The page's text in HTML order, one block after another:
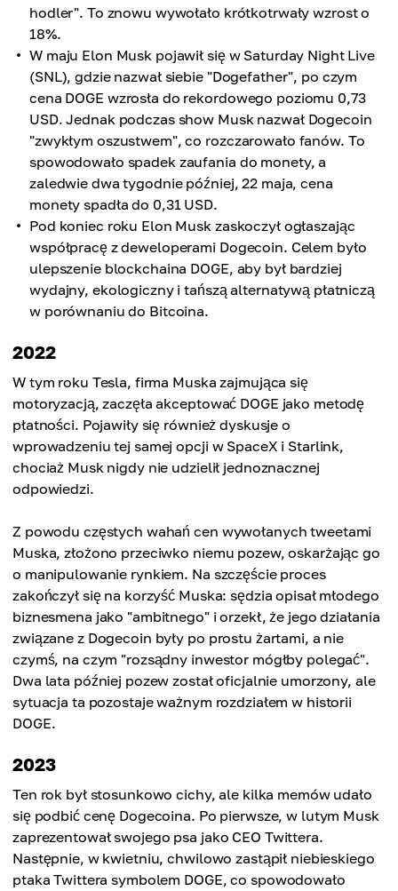
hodler". To znowu wywołało krótkotrwały wzrost o
18%.
W maju Elon Musk pojawił się w Saturday Night Live
(SNL), gdzie nazwał siebie "Dogefather", po czym
cena DOGE wzrosła do rekordowego poziomu 0,73
USD. Jednak podczas show Musk nazwał Dogecoin
"zwykłym oszustwem", co rozczarowało fanów. To
spowodowało spadek zaufania do monety, a
zaledwie dwa tygodnie później, 22 maja, cena
monety spadła do 0,31 USD.
Pod koniec roku Elon Musk zaskoczył ogłaszając
współpracę z deweloperami Dogecoin. Celem było
ulepszenie blockchaina DOGE, aby był bardziej
wydajny, ekologiczny i tańszą alternatywą płatniczą
w porównaniu do Bitcoina.
2022
W tym roku Tesla, firma Muska zajmująca się
motoryzacją, zaczęła akceptować DOGE jako metodę
płatności. Pojawiły się również dyskusje o
wprowadzeniu tej samej opcji w SpaceX i Starlink,
chociaż Musk nigdy nie udzielił jednoznacznej
odpowiedzi.
Z powodu częstych wahań cen wywołanych tweetami
Muska, złożono przeciwko niemu pozew, oskarżając go
o manipulowanie rynkiem. Na szczęście proces
zakończył się na korzyść Muska: sędzia opisał młodego
biznesmena jako "ambitnego" i orzekł, że jego działania
związane z Dogecoin były po prostu żartami, a nie
czymś, na czym "rozsądny inwestor mógłby polegać".
Dwa lata później pozew został oficjalnie umorzony, ale
sytuacja ta pozostaje ważnym rozdziałem w historii
DOGE.
2023
Ten rok był stosunkowo cichy, ale kilka memów udało
się podbić cenę Dogecoina. Po pierwsze, w lutym Musk
zaprezentował swojego psa jako CEO Twittera.
Następnie, w kwietniu, chwilowo zastąpił niebieskiego
ptaka Twittera symbolem DOGE, co spowodowało